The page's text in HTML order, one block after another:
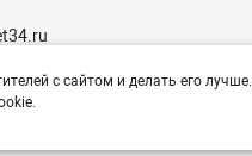
с сайтом и делать его лучше.